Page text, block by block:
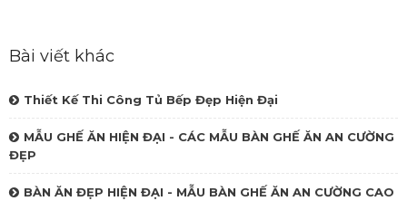
Bài viết khác
Thiết Kế Thi Công Tủ Bếp Đẹp Hiện Đại
MẪU GHẾ ĂN HIỆN ĐẠI - CÁC MẪU BÀN GHẾ ĂN AN CƯỜNG
ĐẸP
BÀN ĂN ĐẸP HIỆN ĐẠI - MẪU BÀN GHẾ ĂN AN CƯỜNG CAO